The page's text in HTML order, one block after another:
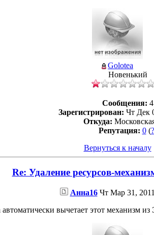
Golotea
Новенький
Сообщения: 4
Зарегистрирован: Чт Дек
Откуда:
Репутация: 0(?
Вернуться к началу
Re: Удаление ресурсов-
Анна16Чт Мар 31,
вычетает этот